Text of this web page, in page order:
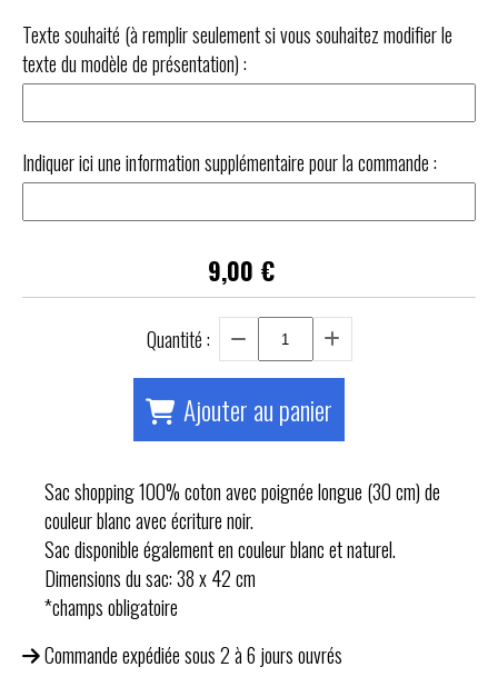
Texte souhaité (à remplir seulement si vous souhaitez modifier le
texte du modèle de présentation) :
Indiquer ici une information supplémentaire pour la commande :
9,00 €
Quantité :
Ajouter au panier
Sac shopping 100% coton avec poignée longue (30 cm) de
couleur blanc avec écriture noir.
Sac disponible également en couleur blanc et naturel.
Dimensions du sac: 38 x 42 cm
*champs obligatoire
Commande expédiée sous 2 à 6 jours ouvrés